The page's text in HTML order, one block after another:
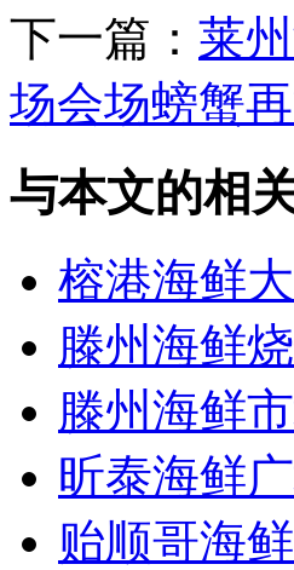
下一篇： 莱
场会场螃蟹
与本文的相
榕港海鲜
滕州海鲜
滕州海鲜
昕泰海鲜
贻顺哥海